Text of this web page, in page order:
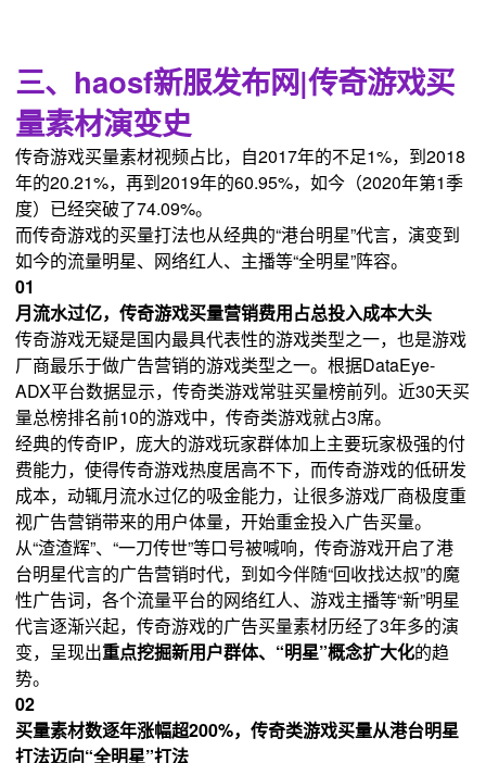
三、haosf新服发布网|传奇游戏买
量素材演变史
传奇游戏买量素材视频占比，自2017年的不足1%，到2018
年的20.21%，再到2019年的60.95%，如今（2020年第1季
度）已经突破了74.09%。
而传奇游戏的买量打法也从经典的“港台明星”代言，演变到
如今的流量明星、网络红人、主播等“全明星”阵容。
01
月流水过亿，传奇游戏买量营销费用占总投入成本大头
传奇游戏无疑是国内最具代表性的游戏类型之一，也是游戏
厂商最乐于做广告营销的游戏类型之一。根据DataEye-
ADX平台数据显示，传奇类游戏常驻买量榜前列。近30天买
量总榜排名前10的游戏中，传奇类游戏就占3席。
经典的传奇IP，庞大的游戏玩家群体加上主要玩家极强的付
费能力，使得传奇游戏热度居高不下，而传奇游戏的低研发
成本，动辄月流水过亿的吸金能力，让很多游戏厂商极度重
视广告营销带来的用户体量，开始重金投入广告买量。
从“渣渣辉”、“一刀传世”等口号被喊响，传奇游戏开启了港
台明星代言的广告营销时代，到如今伴随“回收找达叔”的魔
性广告词，各个流量平台的网络红人、游戏主播等“新”明星
代言逐渐兴起，传奇游戏的广告买量素材历经了3年多的演
变，呈现出重点挖掘新用户群体、“明星”概念扩大化的趋
势。
02
买量素材数逐年涨幅超200%，传奇类游戏买量从港台明星
打法迈向“全明星”打法